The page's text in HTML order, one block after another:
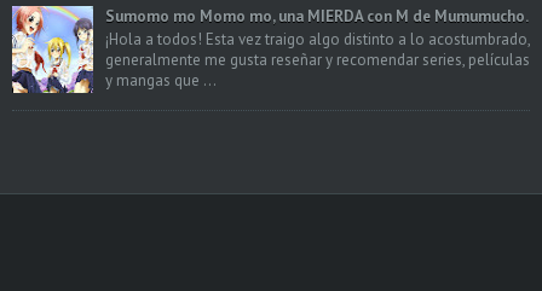
Sumomo mo Momo mo, una MIERDA con M de Mumumucho.
¡Hola a todos! Esta vez traigo algo distinto a lo acostumbrado,
generalmente me gusta reseñar y recomendar series, películas
y mangas que ...